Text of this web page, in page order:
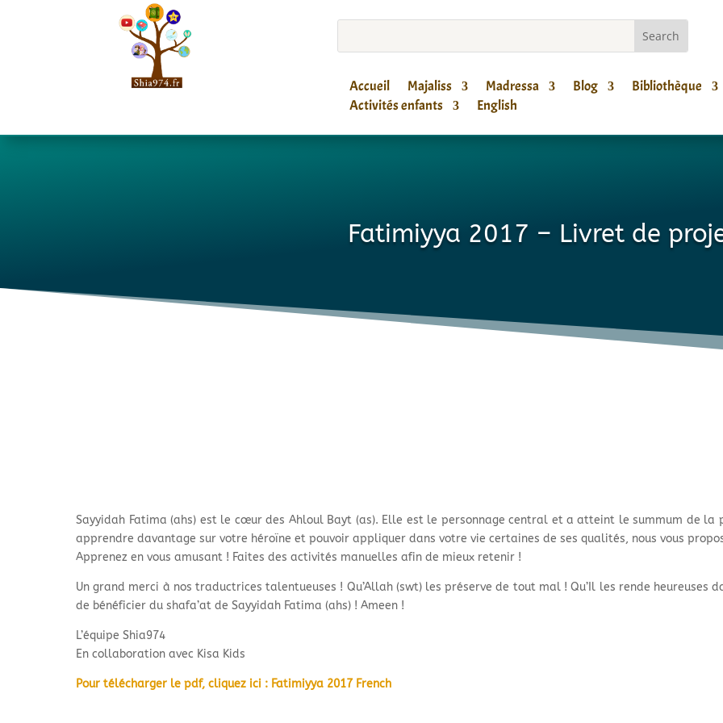
Accueil Majaliss Madressa Blog
Bibliothèque
Activités enfants
English
Fatimiyya 2017 – Livret de
Sayyidah Fatima (ahs) est le cœur des Ahloul Bayt (as). Elle est le personnage central et a atteint le summum de la
apprendre davantage sur votre héroïne et pouvoir appliquer dans votre vie certaines de ses qualités, nous vous
Apprenez en vous amusant ! Faites des activités manuelles afin de mieux retenir !
Un grand merci à nos traductrices talentueuses ! Qu’Allah (swt) les préserve de tout mal ! Qu’Il les rende heureuses
de bénéficier du shafa’at de Sayyidah Fatima (ahs) ! Ameen !
L’équipe Shia974
En collaboration avec Kisa Kids
Pour télécharger le pdf, cliquez ici : Fatimiyya 2017 French